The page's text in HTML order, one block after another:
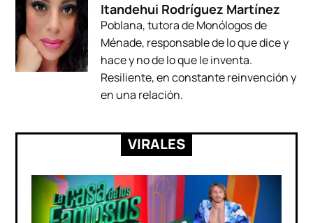
Itandehui Rodríguez Martínez
Poblana, tutora de Monólogos de
Ménade, responsable de lo que dice y
hace y no de lo que le inventa.
Resiliente, en constante reinvención y
en una relación.
VIRALES